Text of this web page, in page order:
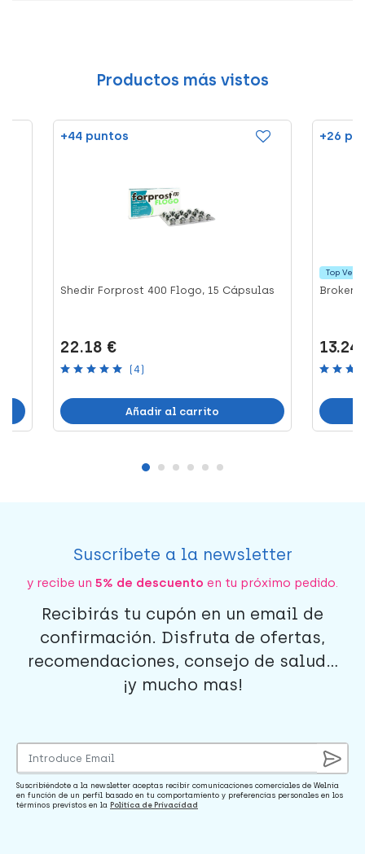
Productos más vistos
+44 puntos
Shedir Forprost 400 Flogo, 15 Cápsulas
22.18 €
(4)
Añadir al carrito
+26
Top
Broken,
13.24
Suscríbete a la newsletter
y recibe un 5% de descuento en tu próximo pedido.
Recibirás tu cupón en un email de
confirmación. Disfruta de ofertas,
recomendaciones, consejo de salud...
¡y mucho mas!
Suscribiéndote a la newsletter aceptas recibir comunicaciones comerciales de Welnia
en función de un perfil basado en tu comportamiento y preferencias personales en los
términos previstos en la Política de Privacidad